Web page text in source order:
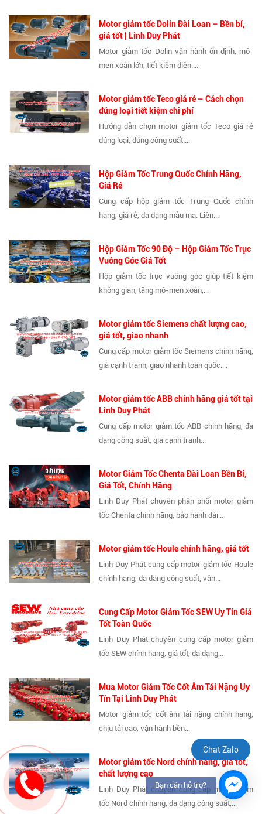
Motor giảm tốc Dolin Đài Loan – Bền bỉ,
giá tốt | Linh Duy Phát
Motor giảm tốc Dolin vận hành ổn định, mô-
men xoắn lớn, tiết kiệm điện....
Motor giảm tốc Teco giá rẻ – Cách chọn
đúng loại tiết kiệm chi phí
Hướng dẫn chọn motor giảm tốc Teco giá rẻ
đúng loại, đúng công suất....
Hộp Giảm Tốc Trung Quốc Chính Hãng,
Giá Rẻ
Cung cấp hộp giảm tốc Trung Quốc chính
hãng, giá rẻ, đa dạng mẫu mã. Liên...
Hộp Giảm Tốc 90 Độ – Hộp Giảm Tốc Trục
Vuông Góc Giá Tốt
Hộp giảm tốc trục vuông góc giúp tiết kiệm
không gian, tăng mô-men xoắn,...
Motor giảm tốc Siemens chất lượng cao,
giá tốt, giao nhanh
Cung cấp motor giảm tốc Siemens chính hãng,
giá cạnh tranh, giao nhanh toàn quốc....
Motor giảm tốc ABB chính hãng giá tốt tại
Linh Duy Phát
Cung cấp motor giảm tốc ABB chính hãng, đa
dạng công suất, giá cạnh tranh...
Motor Giảm Tốc Chenta Đài Loan Bền Bỉ,
Giá Tốt, Chính Hãng
Linh Duy Phát chuyên phân phối motor giảm
tốc Chenta chính hãng, bảo hành dài...
Motor giảm tốc Houle chính hãng, giá tốt
Linh Duy Phát cung cấp motor giảm tốc Houle
chính hãng, đa dạng công suất, vận...
Cung Cấp Motor Giảm Tốc SEW Uy Tín Giá
Tốt Toàn Quốc
Linh Duy Phát chuyên cung cấp motor giảm
tốc SEW chính hãng, giá tốt, đa dạng...
Mua Motor Giảm Tốc Cốt Âm Tải Nặng Uy
Tín Tại Linh Duy Phát
Motor giảm tốc cốt âm tải nặng chính hãng,
chịu tải cao, vận hành bền...
Motor giảm tốc Nord chính hãng, giá tốt,
chất lượng cao
Linh Duy Phát chuyên cung cấp motor giảm
tốc Nord chính hãng, đa dạng công suất,...
Chat Zalo
Bạn cần hỗ trợ?